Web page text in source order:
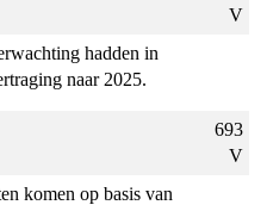
V
hadden in
naar 2025.
693
V
komen op basis van